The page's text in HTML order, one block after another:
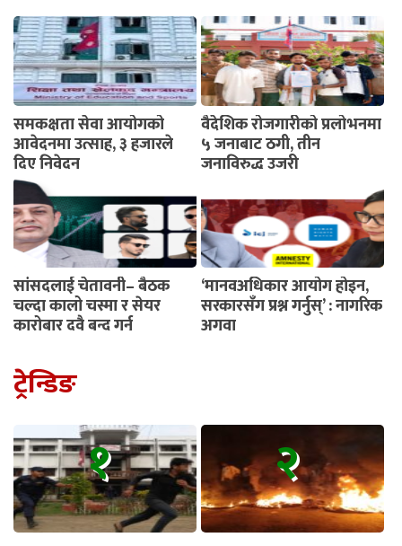
समकक्षता सेवा आयोगको
आवेदनमा उत्साह, ३ हजारले
दिए निवेदन
वैदेशिक रोजगारीको प्रलोभनमा
५ जनाबाट ठगी, तीन
जनाविरुद्ध उजुरी
सांसदलाई चेतावनी– बैठक
चल्दा कालो चस्मा र सेयर
कारोबार दुवै बन्द गर्नू
‘मानवअधिकार आयोग होइन,
सरकारसँग प्रश्न गर्नुस्’ : नागरिक
अगुवा
ट्रेन्डिङ
१ २